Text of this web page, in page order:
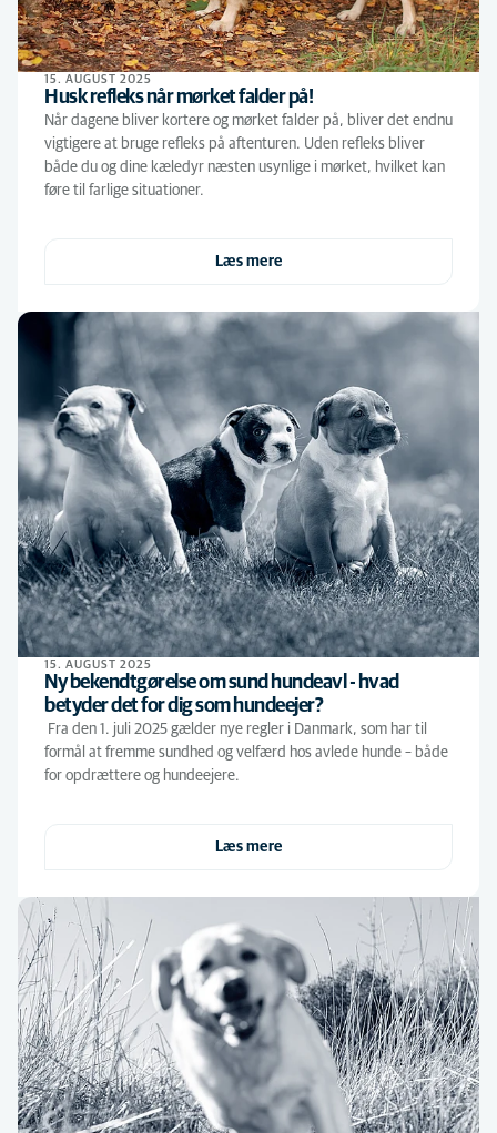
15. AUGUST 2025
Husk refleks når mørket falder på!
Når dagene bliver kortere og mørket falder på, bliver det endnu
vigtigere at bruge refleks på aftenturen. Uden refleks bliver
både du og dine kæledyr næsten usynlige i mørket, hvilket kan
føre til farlige situationer.
Læs mere
15. AUGUST 2025
Ny bekendtgørelse om sund hundeavl - hvad
betyder det for dig som hundeejer?
Fra den 1. juli 2025 gælder nye regler i Danmark, som har til
formål at fremme sundhed og velfærd hos avlede hunde – både
for opdrættere og hundeejere.
Læs mere